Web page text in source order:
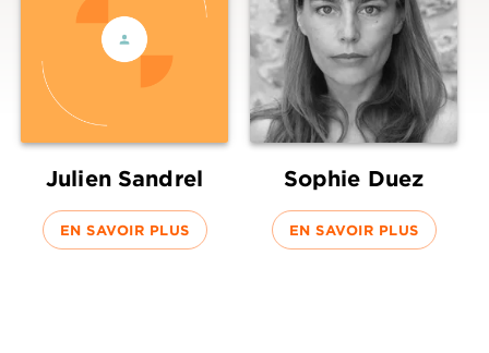
Julien Sandrel
EN SAVOIR PLUS
Sophie Duez
EN SAVOIR PLUS